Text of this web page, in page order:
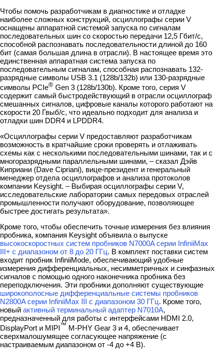
Чтобы помочь разработчикам в диагностике и отладке
наиболее сложных конструкций, осциллографы серии V
оснащены аппаратной системой запуска по сигналам
последовательных шин со скоростью передачи 12,5 Гбит/с,
способной распознавать последовательности длиной до 160
бит (самая большая длина в отрасли). В настоящее время это
единственная аппаратная система запуска по
последовательным сигналам, способная распознавать 132-
разрядные символы USB 3.1 (128b/132b) или 130-разрядные
символы PCIe® Gen 3 (128b/130b). Кроме того, серия V
содержит самый быстродействующий в отрасли осциллограф
смешанных сигналов, цифровые каналы которого работают на
скорости 20 Гвыб/с, что идеально подходит для анализа и
отладки шин DDR4 и LPDDR4.
«Осциллографы серии V предоставляют разработчикам
возможность в кратчайшие сроки проверять и отлаживать
схемы как с несколькими последовательными шинами, так и с
многоразрядными параллельными шинами, – сказал Дэйв
Киприани (Dave Cipriani), вице-президент и генеральный
менеджер отдела осциллографов и анализа протоколов
компании Keysight. – Выбирая осциллографы серии V,
исследовательские лаборатории самых передовых отраслей
промышленности получают оборудование, позволяющее
быстрее достигать результата».
Кроме того, чтобы обеспечить точные измерения без влияния
пробника, компания Keysight объявила о выпуске
высокоскоростных систем пробников N7000A серии InfiniiMax
III+ с диапазоном от 8 до 20 ГГц. В комплект поставки систем
входит пробник InfiniiMode, обеспечивающий удобные
измерения дифференциальных, несимметричных и синфазных
сигналов с помощью одного наконечника пробника без
переподключения. Эти пробники дополняют существующие
широкополосные дифференциальные системы пробников
N2800A серии InfiniiMax III с диапазоном 30 ГГц. Кроме того,
новый активный терминальный адаптер N7010A,
предназначенный для работы с интерфейсами HDMI 2.0,
DisplayPort и MIPI™ M-PHY Gear 3 и 4, обеспечивает
сверхмалошумящее согласующее напряжение (с
настраиваемым диапазоном от -4 до +4 В).